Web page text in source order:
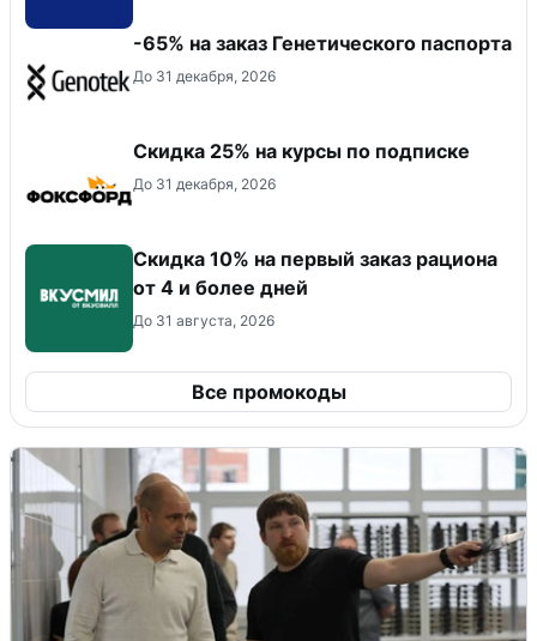
-65% на заказ Генетического паспорта
До 31 декабря, 2026
Скидка 25% на курсы по подписке
До 31 декабря, 2026
Скидка 10% на первый заказ рациона
от 4 и более дней
До 31 августа, 2026
Все промокоды